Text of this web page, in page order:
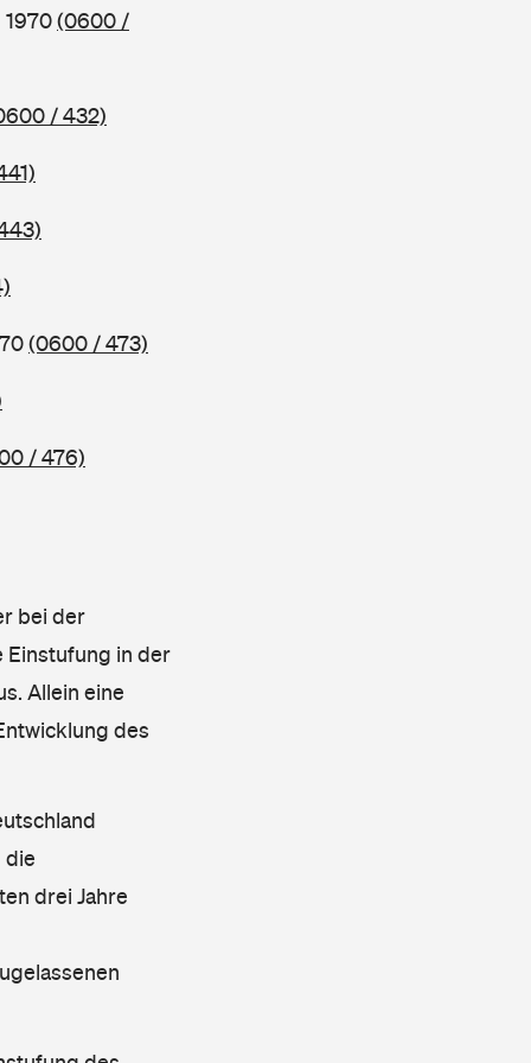
1970(0600 /
/ 432)
(0600 / 473)
/ 476)
bei der
Einstufung in der
Allein eine
des
die
drei Jahre